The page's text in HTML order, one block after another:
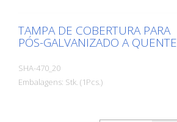
TAMPA DE COBERTURA PARA
PÓS-GALVANIZADO A QUENTE
SHA-470_20
Embalagens: Stk. (1Pcs.)